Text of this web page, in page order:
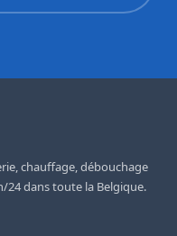
chauffage, débouchage
dans toute la Belgique.